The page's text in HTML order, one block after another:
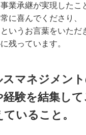
業承継が実現したこ
に喜んでくださり、
いうお言葉をいただ
残っています。
スマネジメン
験を結集して
いること。